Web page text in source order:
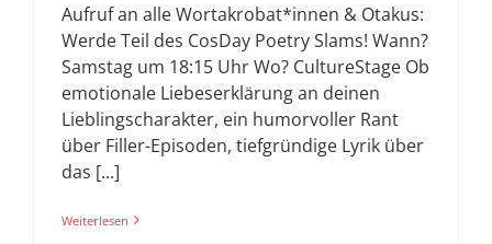
Aufruf an alle Wortakrobat*innen & Otakus:
Werde Teil des CosDay Poetry Slams! Wann?
Samstag um 18:15 Uhr Wo? CultureStage Ob
emotionale Liebeserklärung an deinen
Lieblingscharakter, ein humorvoller Rant
über Filler-Episoden, tiefgründige Lyrik über
das [...]
Weiterlesen